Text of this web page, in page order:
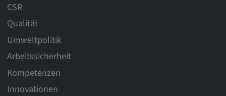
CSR
Qualität
Umweltpolitik
Arbeitssicherheit
Kompetenzen
Innovationen